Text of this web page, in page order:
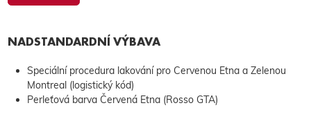
NADSTANDARDNÍ VÝBAVA
Speciální procedura lakování pro Cervenou Etna a Zelenou
Montreal (logistický kód)
Perleťová barva Červená Etna (Rosso GTA)